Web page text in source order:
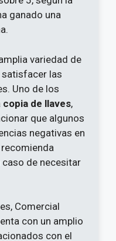
ganado una
variedad de
las
Uno de los
copia de llaves,
que algunos
negativas en
de necesitar
Comercial
con un amplio
con el